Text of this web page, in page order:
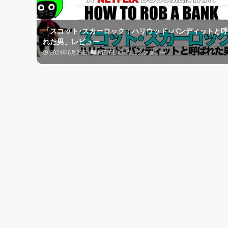
「スコット･スカーロック：ハリウッド･バンディットと
れた男」レビュー
2024年6月29日 NETFLIXドキュメンタリー